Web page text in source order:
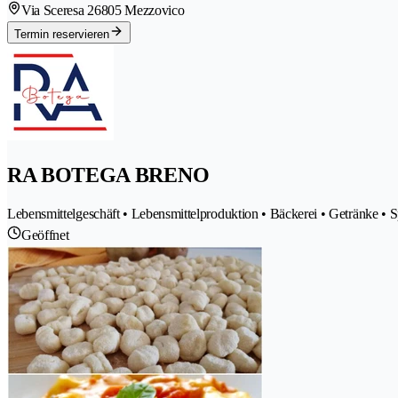
Via Sceresa 26805 Mezzovico
Termin reservieren
RA BOTEGA BRENO
Lebensmittelgeschäft • Lebensmittelproduktion • Bäckerei • Getränke •
Geöffnet